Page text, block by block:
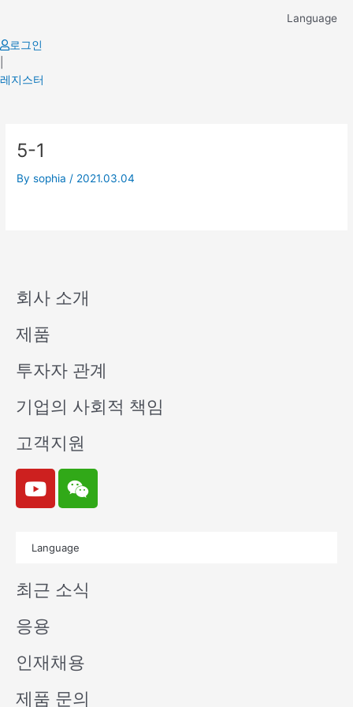
content
Language
로그인
레지스터
5-1
Bysophia / 2021.03.04
회사 소개
제품
투자자 관계
기업의 사회적 책임
고객지원
Y
o
u
e
W
e
i
n
Language
최근 소식
응용
인재채용
제품 문의